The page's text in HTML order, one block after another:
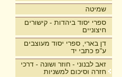
שמיטה
ספרי יסוד ביהדות - קישורים
חיצוניים
דן בארי, ספרי יסוד מעוצבים
ע"פ כתבי יד
זאב לבנוני - חוזר ושונה - דרכי
חזרה וסיכום למשניות